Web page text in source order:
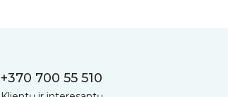
+370 700 55 510